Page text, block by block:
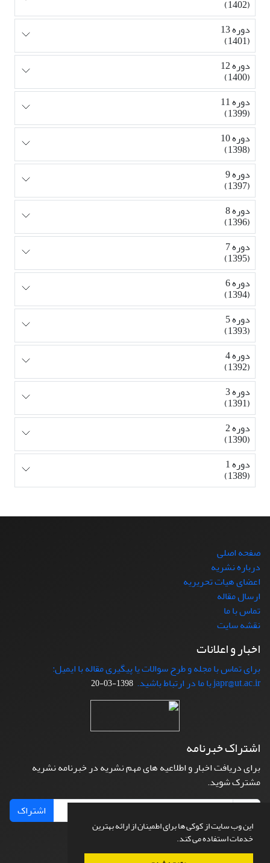
این وب سایت از کوکی ها برای اطمینان از ارائه بهترین
خدمات استفاده می کند.
(1402)
دوره 13
(1401)
دوره 12
(1400)
دوره 11
(1399)
دوره 10
(1398)
دوره 9
(1397)
دوره 8
(1396)
دوره 7
(1395)
دوره 6
(1394)
دوره 5
(1393)
دوره 4
(1392)
دوره 3
(1391)
دوره 2
(1390)
دوره 1
(1389)
صفحه اصلی
درباره نشریه
اعضای هیات تحریریه
ارسال مقاله
تماس با ما
نقشه سایت
اخبار و اعلانات
برای تماس با مجله و طرح سوالات یا پیگیری مقاله با ایمیل:
japr@ut.ac.ir با ما در ارتباط باشید.
1398-03-20
اشتراک خبرنامه
برای دریافت اخبار و اطلاعیه های مهم نشریه در خبرنامه نشریه
مشترک شوید.
اشتراک